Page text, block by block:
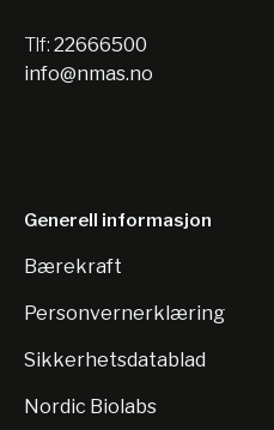
Tlf: 22666500
info@nmas.no
Generell informasjon
Bærekraft
Personvernerklæring
Sikkerhetsdatablad
Nordic Biolabs